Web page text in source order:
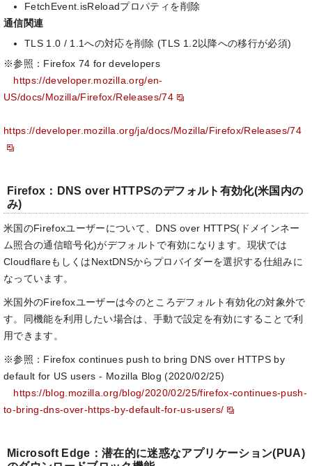
FetchEvent.isReloadプロパティを削除
通信関連
TLS 1.0 / 1.1への対応を削除 (TLS 1.2以降への移行が必須)
※参照：Firefox 74 for developers
https://developer.mozilla.org/en-
US/docs/Mozilla/Firefox/Releases/74
https://developer.mozilla.org/ja/docs/Mozilla/Firefox/Releases/74
Firefox：DNS over HTTPSのデフォルト有効化(米国内の
み)
米国のFirefoxユーザーについて、DNS over HTTPS(ドメインネー
ム照合の通信暗号化)がデフォルトで有効になります。現状では
CloudflareもしくはNextDNSからプロバイダーを選択する仕組みに
なっています。
米国外のFirefoxユーザーは今のところデフォルト有効化の対象外で
す。同機能を利用したい場合は、手動で設定を有効にすることで利
用できます。
※参照：Firefox continues push to bring DNS over HTTPS by
default for US users - Mozilla Blog (2020/02/25)
https://blog.mozilla.org/blog/2020/02/25/firefox-continues-push-
to-bring-dns-over-https-by-default-for-us-users/
Microsoft Edge：潜在的に迷惑なアプリケーション(PUA)